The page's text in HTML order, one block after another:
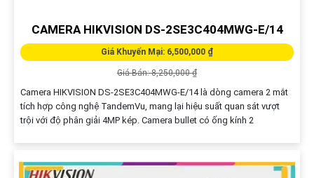
CAMERA HIKVISION DS-2SE3C404MWG-E/14
Giá Khuyến Mại: 6,500,000 ₫
Giá Bán: 8,250,000 ₫
Camera HIKVISION DS-2SE3C404MWG-E/14 là dòng camera 2 mắt
tích hợp công nghệ TandemVu, mang lại hiệu suất quan sát vượt
trội với độ phân giải 4MP kép. Camera bullet có ống kính 2